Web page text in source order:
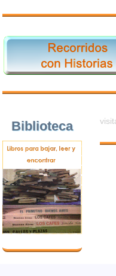
Biblioteca